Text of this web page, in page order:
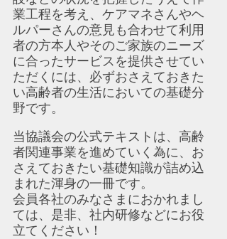
業工程を考え、ケアマネさんやヘ
ルパーさんの意見も合わせて利用
者の方本人やそのご家族のニーズ
に合ったサービスを提供させてい
ただくには、必ずおさえておきた
い高齢者の生活においての基礎分
野です。
当協議会の公式テキストは、高齢
者関連事業を進めていく為に、お
さえておきたい基礎知識が詰め込
まれた渾身の一冊です。
会員各社のみなさまにおかれまし
ては、是非、社内研修などにお役
立てください！